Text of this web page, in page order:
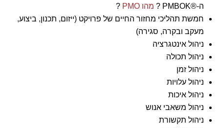
ה-®PMBOK ?
מהו PMO
?
חמשת תהליכי מחזור החיים של פרויקט (ייזום, תכנון, ביצוע,
מעקב ובקרה, סגירה)
ניהול אינטגרציה
ניהול תכולה
ניהול זמן
ניהול עלויות
ניהול איכות
ניהול משאבי אנוש
ניהול תקשורת